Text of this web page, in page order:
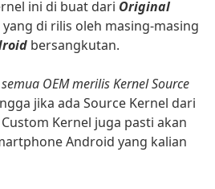
ini di buat dari Original
yang di rilis oleh masing-masing
bersangkutan.
OEM merilis Kernel Source
jika ada Source Kernel dari
Kernel juga pasti akan
Android yang kalian